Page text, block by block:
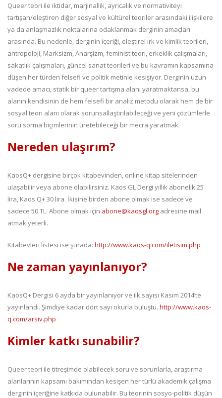
Queer teori ile iktidar, marjinallik, ayrıcalık ve normativiteyi
tartışan/eleştiren diğer sosyal ve kültürel teoriler arasındaki ilişkilere
ya da anlaşmazlık noktalarına odaklanmak derginin amaçları
arasında. Bu nedenle, derginin içeriği, eleştirel ırk ve kimlik teorileri,
antropoloji, Marksizm, Anarşizm, feminist teori, erkeklik çalışmaları,
sakatlık çalışmaları, güncel sanat teorileri ve bu kavramın kapsamına
düşen her türden felsefi ve politik metinle kesişiyor. Derginin uzun
vadede amacı, statik bir queer tartışma alanı yaratmaktansa, bu
alanın kendisinin de hem felsefi bir analiz metodu olarak hem de bir
sosyal teori alanı olarak sorunsallaştırılabileceği ve yeni çözümlerle
soru sorma biçimlerinin üretebileceği bir mecra yaratmak.
Nereden ulaşırım?
KaosQ+ dergisine birçok kitabevinden, online kitap sitelerinden
ulaşabilir veya abone olabilirsiniz. Kaos GL Dergi yıllık abonelik 25
lira, Kaos Q+ 30 lira. İkisine birden abone olmak ise sadece ve
sadece 50 TL. Abone olmak için abone@kaosgl.org adresine mail
atmak yeterli.
Kitabevleri listesi ise şurada: http://www.kaos-q.com/iletisim.php
Ne zaman yayınlanıyor?
KaosQ+ Dergisi 6 ayda bir yayınlanıyor ve ilk sayısı Kasım 2014’te
yayınlandı. Şimdiye kadar dört sayı okurla buluştu. http://www.kaos-
q.com/arsiv.php
Kimler katkı sunabilir?
Queer teori ile titreşimde olabilecek soru ve sorunlarla, araştırma
alanlarının kapsamı bakımından kesişen her türlü akademik çalışma
derginin içeriğine katkıda bulunabilir. Bu teorinin sosyo-politik düşün